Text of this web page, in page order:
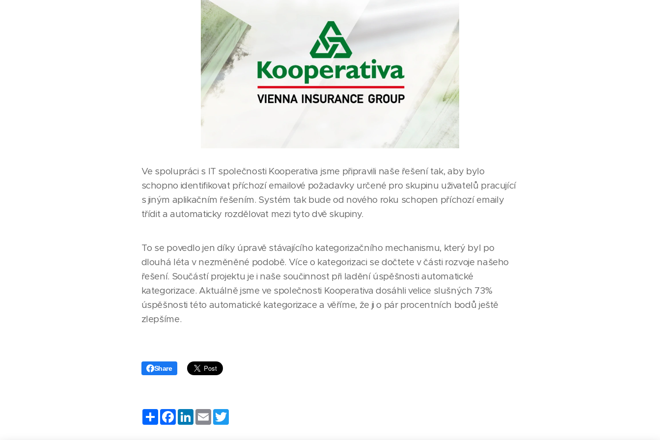
Ve spolupráci s IT společnosti Kooperativa jsme připravili naše řešení tak, aby bylo
schopno identifikovat příchozí emailové požadavky určené pro skupinu uživatelů pracující
s jiným aplikačním řešením. Systém tak bude od nového roku schopen příchozí emaily
třídit a automaticky rozdělovat mezi tyto dvě skupiny.
To se povedlo jen díky úpravě stávajícího kategorizačního mechanismu, který byl po
dlouhá léta v nezměněné podobě. Více o kategorizaci se dočtete v části rozvoje našeho
řešení. Součástí projektu je i naše součinnost při ladění úspěšnosti automatické
kategorizace. Aktuálně jsme ve společnosti Kooperativa dosáhli velice slušných 73%
úspěšnosti této automatické kategorizace a věříme, že ji o pár procentních bodů ještě
zlepšíme.
Share
ShareFacebook
LinkedIn
EmailTwitter